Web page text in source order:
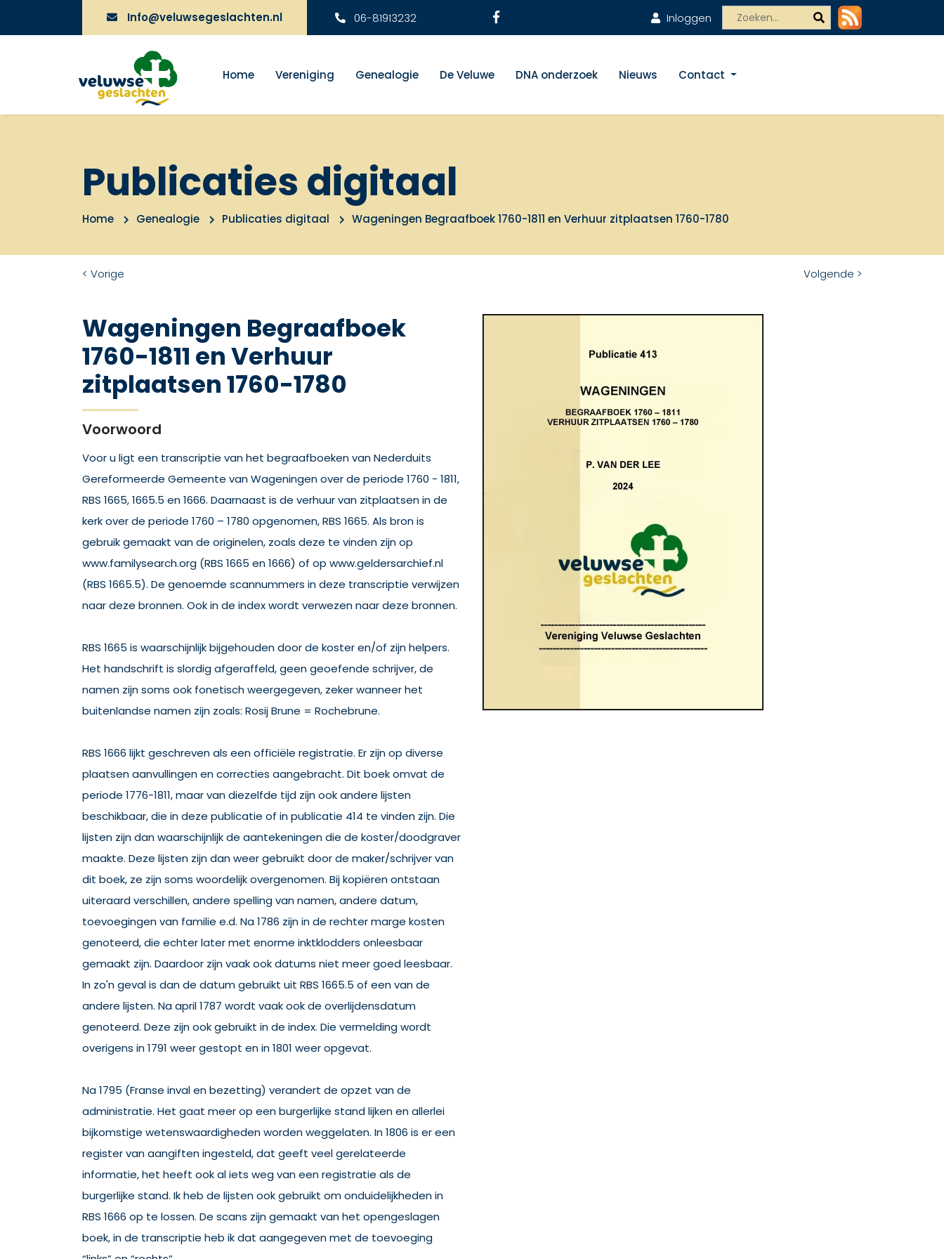
Info@veluwsegeslachten.nl 06-81913232 Inloggen
Home Vereniging Genealogie De Veluwe DNA onderzoek Nieuws Contact
Publicaties digitaal
Home Genealogie Publicaties digitaal Wageningen Begraafboek 1760-1811 en Verhuur zitplaatsen 1760-1780
< Vorige Volgende >
Wageningen Begraafboek
1760-1811 en Verhuur
zitplaatsen 1760-1780
Voorwoord
Voor u ligt een transcriptie van het begraafboeken van Nederduits
Gereformeerde Gemeente van Wageningen over de periode 1760 - 1811,
RBS 1665, 1665.5 en 1666. Daarnaast is de verhuur van zitplaatsen in de
kerk over de periode 1760 – 1780 opgenomen, RBS 1665. Als bron is
gebruik gemaakt van de originelen, zoals deze te vinden zijn op
www.familysearch.org (RBS 1665 en 1666) of op www.geldersarchief.nl
(RBS 1665.5). De genoemde scannummers in deze transcriptie verwijzen
naar deze bronnen. Ook in de index wordt verwezen naar deze bronnen.
RBS 1665 is waarschijnlijk bijgehouden door de koster en/of zijn helpers.
Het handschrift is slordig afgeraffeld, geen geoefende schrijver, de
namen zijn soms ook fonetisch weergegeven, zeker wanneer het
buitenlandse namen zijn zoals: Rosij Brune = Rochebrune.
RBS 1666 lijkt geschreven als een officiële registratie. Er zijn op diverse
plaatsen aanvullingen en correcties aangebracht. Dit boek omvat de
periode 1776-1811, maar van diezelfde tijd zijn ook andere lijsten
beschikbaar, die in deze publicatie of in publicatie 414 te vinden zijn. Die
lijsten zijn dan waarschijnlijk de aantekeningen die de koster/doodgraver
maakte. Deze lijsten zijn dan weer gebruikt door de maker/schrijver van
dit boek, ze zijn soms woordelijk overgenomen. Bij kopiëren ontstaan
uiteraard verschillen, andere spelling van namen, andere datum,
toevoegingen van familie e.d. Na 1786 zijn in de rechter marge kosten
genoteerd, die echter later met enorme inktklodders onleesbaar
gemaakt zijn. Daardoor zijn vaak ook datums niet meer goed leesbaar.
In zo'n geval is dan de datum gebruikt uit RBS 1665.5 of een van de
andere lijsten. Na april 1787 wordt vaak ook de overlijdensdatum
genoteerd. Deze zijn ook gebruikt in de index. Die vermelding wordt
overigens in 1791 weer gestopt en in 1801 weer opgevat.
Na 1795 (Franse inval en bezetting) verandert de opzet van de
administratie. Het gaat meer op een burgerlijke stand lijken en allerlei
bijkomstige wetenswaardigheden worden weggelaten. In 1806 is er een
register van aangiften ingesteld, dat geeft veel gerelateerde
informatie, het heeft ook al iets weg van een registratie als de
burgerlijke stand. Ik heb de lijsten ook gebruikt om onduidelijkheden in
RBS 1666 op te lossen. De scans zijn gemaakt van het opengeslagen
boek, in de transcriptie heb ik dat aangegeven met de toevoeging